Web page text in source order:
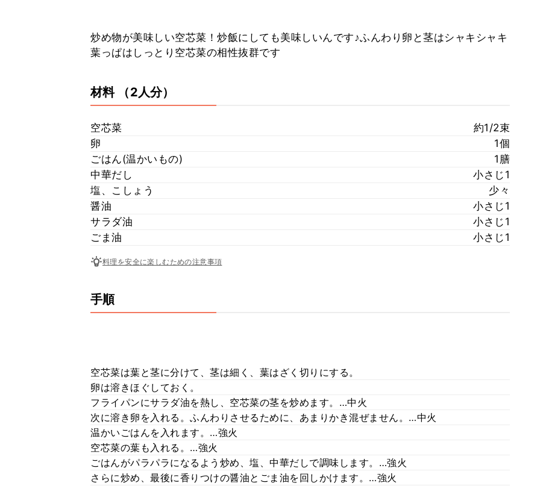
炒め物が美味しい空芯菜！炒飯にしても美味しいんです♪ふんわり卵と茎はシャキシャキ
葉っぱはしっとり空芯菜の相性抜群です
材料 （2人分）
空芯菜
約1/2束
卵
1個
ごはん(温かいもの)
1膳
中華だし
小さじ1
塩、こしょう
少々
醤油
小さじ1
サラダ油
小さじ1
ごま油
小さじ1
料理を安全に楽しむための注意事項
手順
空芯菜は葉と茎に分けて、茎は細く、葉はざく切りにする。
卵は溶きほぐしておく。
フライパンにサラダ油を熱し、空芯菜の茎を炒めます。…中火
次に溶き卵を入れる。ふんわりさせるために、あまりかき混ぜません。…中火
温かいごはんを入れます。…強火
空芯菜の葉も入れる。…強火
ごはんがパラパラになるよう炒め、塩、中華だしで調味します。…強火
さらに炒め、最後に香りつけの醤油とごま油を回しかけます。…強火